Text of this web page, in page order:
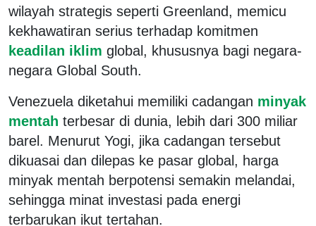
wilayah strategis seperti Greenland, memicu
kekhawatiran serius terhadap komitmen
keadilan iklim global, khususnya bagi negara-
negara Global South.
Venezuela diketahui memiliki cadangan minyak
mentah terbesar di dunia, lebih dari 300 miliar
barel. Menurut Yogi, jika cadangan tersebut
dikuasai dan dilepas ke pasar global, harga
minyak mentah berpotensi semakin melandai,
sehingga minat investasi pada energi
terbarukan ikut tertahan.